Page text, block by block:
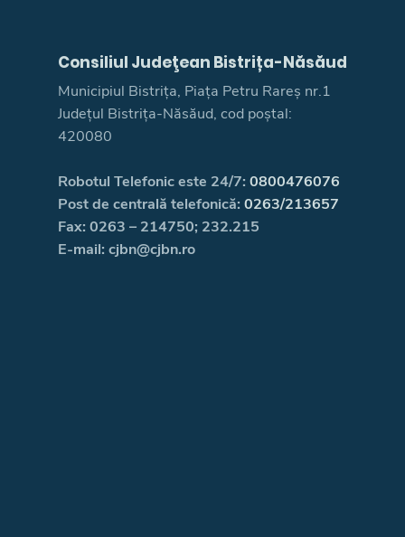
Consiliul Judeţean Bistrița-Năsăud
Municipiul Bistrița, Piața Petru Rareș nr.1
Județul Bistrița-Năsăud, cod poștal:
420080
Robotul Telefonic este 24/7: 0800476076
Post de centrală telefonică: 0263/213657
Fax: 0263 – 214750; 232.215
E-mail: cjbn@cjbn.ro